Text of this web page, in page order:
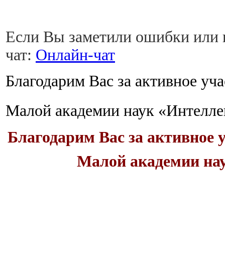
Если Вы заметили ошибки или
чат: Онлайн-чат
Благодарим Вас за активное
Малой академии наук
Благодарим Вас за активное
Малой академии